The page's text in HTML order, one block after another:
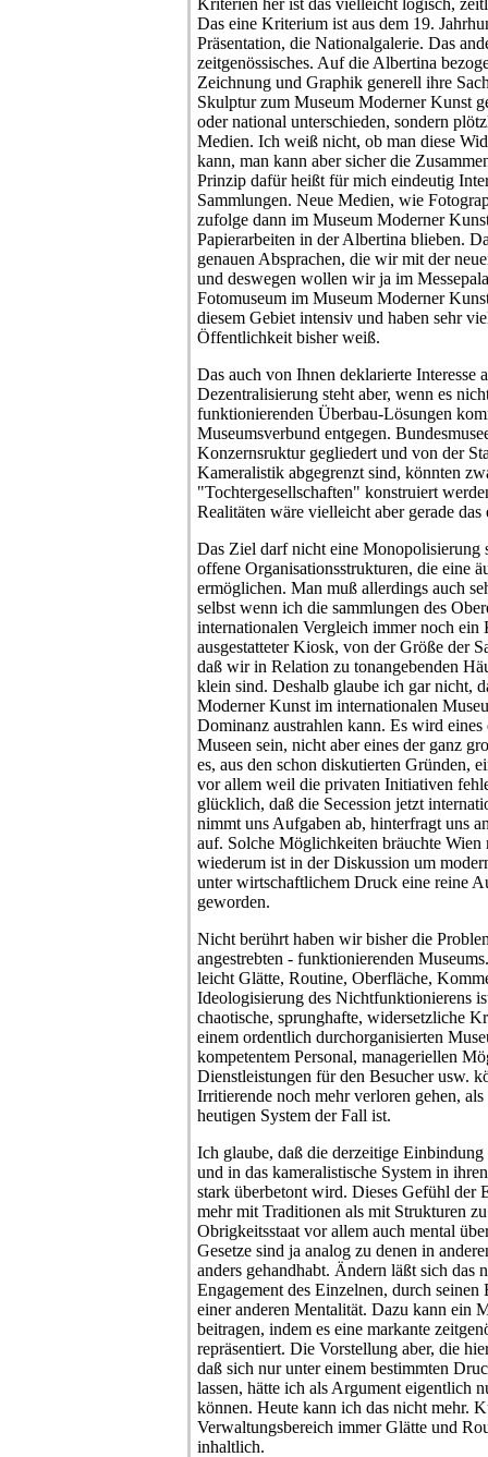
Kriterien her ist das vielleicht logisch,
Das eine Kriterium ist aus dem 19.
Präsentation, die Nationalgalerie. Das
zeitgenössisches. Auf die Albertina
Zeichnung und Graphik generell ihre
Skulptur zum Museum Moderner Kunst
oder national unterschieden, sondern
Medien. Ich weiß nicht, ob man diese
kann, man kann aber sicher die
Prinzip dafür heißt für mich eindeutig
Sammlungen. Neue Medien, wie
zufolge dann im Museum Moderner
Papierarbeiten in der Albertina blieben.
genauen Absprachen, die wir mit der
und deswegen wollen wir ja im
Fotomuseum im Museum Moderner
diesem Gebiet intensiv und haben sehr
Öffentlichkeit bisher weiß.
Das auch von Ihnen deklarierte Interesse
Dezentralisierung steht aber, wenn es
funktionierenden Überbau-Lösungen
Museumsverbund entgegen.
Konzernsruktur gegliedert und von der
Kameralistik abgegrenzt sind, könnten
"Tochtergesellschaften" konstruiert
Realitäten wäre vielleicht aber gerade
Das Ziel darf nicht eine Monopolisierung
offene Organisationsstrukturen, die eine
ermöglichen. Man muß allerdings auch
selbst wenn ich die sammlungen des
internationalen Vergleich immer noch
ausgestatteter Kiosk, von der Größe der
daß wir in Relation zu tonangebenden
klein sind. Deshalb glaube ich gar nicht,
Moderner Kunst im internationalen
Dominanz austrahlen kann. Es wird
Museen sein, nicht aber eines der ganz
es, aus den schon diskutierten Gründen,
vor allem weil die privaten Initiativen
glücklich, daß die Secession jetzt
nimmt uns Aufgaben ab, hinterfragt uns
auf. Solche Möglichkeiten bräuchte Wien
wiederum ist in der Diskussion um
unter wirtschaftlichem Druck eine reine
geworden.
Nicht berührt haben wir bisher die
angestrebten - funktionierenden
leicht Glätte, Routine, Oberfläche,
Ideologisierung des Nichtfunktionierens
chaotische, sprunghafte, widersetzliche
einem ordentlich durchorganisierten
kompetentem Personal, manageriellen
Dienstleistungen für den Besucher usw.
Irritierende noch mehr verloren gehen,
heutigen System der Fall ist.
Ich glaube, daß die derzeitige
und in das kameralistische System in
stark überbetont wird. Dieses Gefühl der
mehr mit Traditionen als mit Strukturen
Obrigkeitsstaat vor allem auch mental
Gesetze sind ja analog zu denen in
anders gehandhabt. Ändern läßt sich das
Engagement des Einzelnen, durch
einer anderen Mentalität. Dazu kann ein
beitragen, indem es eine markante
repräsentiert. Die Vorstellung aber, die
daß sich nur unter einem bestimmten
lassen, hätte ich als Argument eigentlich
können. Heute kann ich das nicht mehr.
Verwaltungsbereich immer Glätte und
inhaltlich.